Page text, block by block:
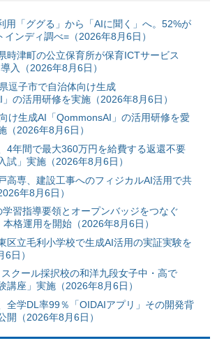
用「ググる」から「AIに聞く」へ。52%が
ンディ調べ=（2026年8月6日）
時津町の公立保育所が保育ICTサービス
入（2026年8月6日）
逗子市で自治体向け生成
の活用研修を実施（2026年8月6日）
け生成AI「QommonsAI」の活用研修を愛
（2026年8月6日）
4年間で最大360万円を給費する返還不要
試」実施（2026年8月6日）
高専、建設工事へのフィジカルAI活用で共
年8月6日）
学習指導要領とオープンバッジをつなぐ
本格運用を開始（2026年8月6日）
区立毛利小学校で生成AI活用の実証実験を
日）
クール採択校の和洋九段女子中・高で
講座」実施（2026年8月6日）
全学DL率99％「OIDAIアプリ」その開発背
開（2026年8月6日）